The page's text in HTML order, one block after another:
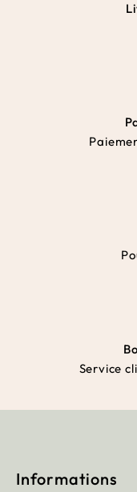
Service
Informations